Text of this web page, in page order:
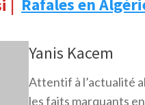
| Rafales en
Yanis Kacem
Attentif à l’actualité
les faits marquants